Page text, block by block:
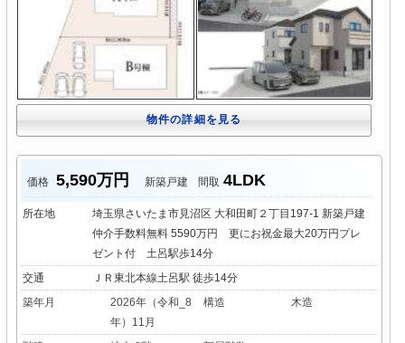
物件の詳細を見る
価格 5,590万円 新築戸建 間取 4LDK
所在地
埼玉県さいたま市見沼区 大和田町２丁目197-1 新築戸建
仲介手数料無料 5590万円 更にお祝金最大20万円プレ
ゼント付 土呂駅歩14分
交通
ＪＲ東北本線土呂駅 徒歩14分
築年月
2026年（令和_8
年）11月
構造 木造